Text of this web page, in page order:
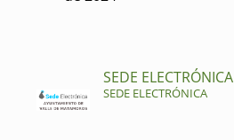
SEDE ELECTRÓNICA
SEDE ELECTRÓNICA